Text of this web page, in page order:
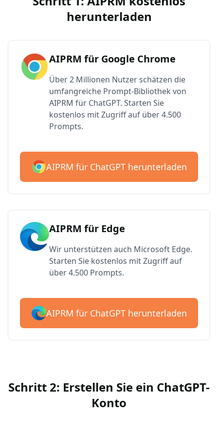
herunterladen
AIPRM für Google Chrome
Über 2 Millionen Nutzer schätzen die
umfangreiche Prompt-Bibliothek von
AIPRM für ChatGPT. Starten Sie
kostenlos mit Zugriff auf über 4.500
Prompts.
AIPRM für ChatGPT herunterladen
AIPRM für Edge
Wir unterstützen auch Microsoft Edge.
Starten Sie kostenlos mit Zugriff auf
über 4.500 Prompts.
AIPRM für ChatGPT herunterladen
Schritt 2: Erstellen Sie ein ChatGPT-
Konto